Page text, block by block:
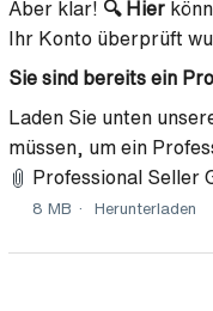
Aber klar! 🔍 Hier
Ihr Konto überprüft
Sie sind bereits ein
Laden Sie unten
müssen, um ein
Professional Seller
8 MB Herunterladen